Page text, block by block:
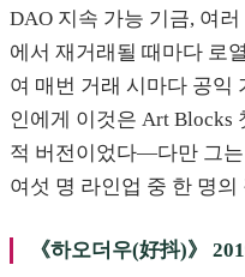
DAO 지속 가능 기금, 여
에서 재거래될 때마다 로
여 매번 거래 시마다 공익
인에게 이것은 Art Blocks
적 버전이었다—다만 그
여섯 명 라인업 중 한 명의
《하오더우(好抖)》